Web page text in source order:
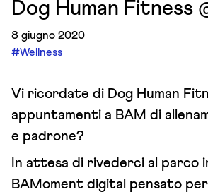
Dog Human Fitness
8 giugno 2020
#Wellness
Vi ricordate di Dog Human
appuntamenti a BAM di
e padrone?
In attesa di rivederci al parco
BAMoment digital pensato